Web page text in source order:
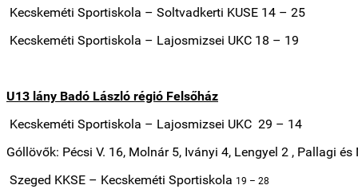
Kecskeméti Sportiskola – Soltvadkerti KUSE 14 – 25
Kecskeméti Sportiskola – Lajosmizsei UKC 18 – 19
U13 lány Badó László régió Felsőház
Kecskeméti Sportiskola – Lajosmizsei UKC 29 – 14
Góllövők: Pécsi V. 16, Molnár 5, Iványi 4, Lengyel 2 , Pallagi és
Szeged KKSE – Kecskeméti Sportiskola 19 – 28